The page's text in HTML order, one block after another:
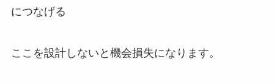
につなげる
ここを設計しないと機会損失になります。